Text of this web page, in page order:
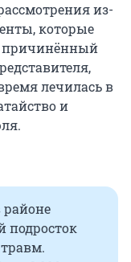
из-
которые
причинённый
лечилась в
и
районе
подросток